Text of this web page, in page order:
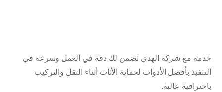
خدمة مع شركة الهدي تضمن لك دقة في العمل وسرعة في
التنفيذ بأفضل الأدوات لحماية الأثاث أثناء النقل والتركيب
باحترافية عالية.